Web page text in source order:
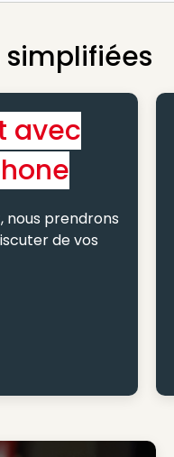
avec
nous prendrons
de vos